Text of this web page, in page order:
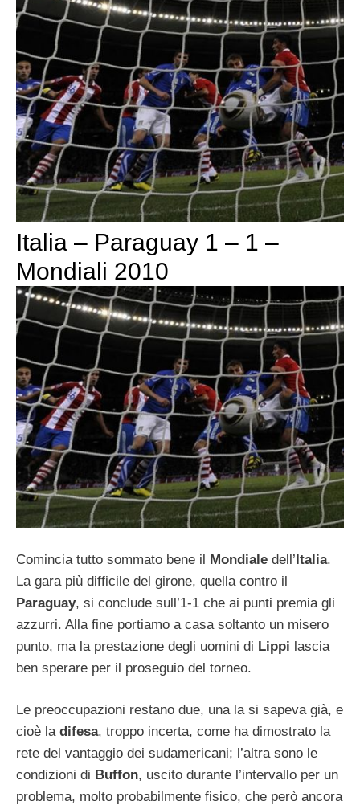
Italia – Paraguay 1 – 1 –
Mondiali 2010
Comincia tutto sommato bene il Mondiale dell’Italia.
La gara più difficile del girone, quella contro il
Paraguay, si conclude sull’1-1 che ai punti premia gli
azzurri. Alla fine portiamo a casa soltanto un misero
punto, ma la prestazione degli uomini di Lippi lascia
ben sperare per il proseguio del torneo.
Le preoccupazioni restano due, una la si sapeva già, e
cioè la difesa, troppo incerta, come ha dimostrato la
rete del vantaggio dei sudamericani; l’altra sono le
condizioni di Buffon, uscito durante l’intervallo per un
problema, molto probabilmente fisico, che però ancora